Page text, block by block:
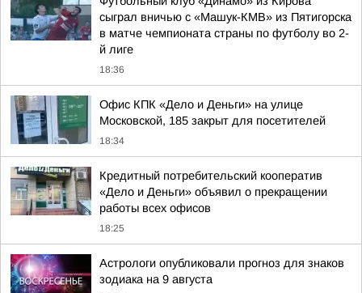
сыграл вничью с «Машук-КМВ» из Пятигорска
в матче чемпионата страны по футболу во 2-
й лиге
18:36
Офис КПК «Дело и Деньги» на улице
Московской, 185 закрыт для посетителей
18:34
Кредитный потребительский кооператив
«Дело и Деньги» объявил о прекращении
работы всех офисов
18:25
Астрологи опубликовали прогноз для знаков
зодиака на 9 августа